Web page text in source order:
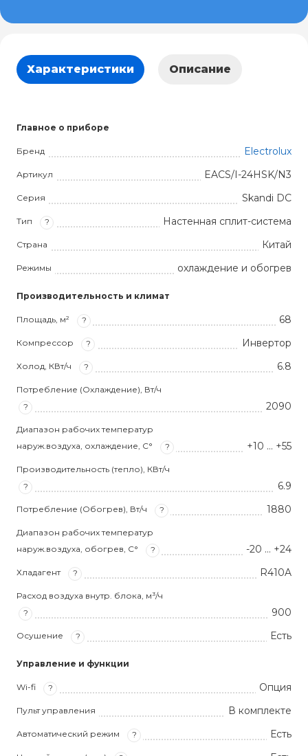
Характеристики Описание
Главное о приборе
Бренд Electrolux
Артикул EACS/I-24HSK/N3
Серия Skandi DC
Тип ? Настенная сплит-система
Страна Китай
Режимы охлаждение и обогрев
Производительность и климат
Площадь, м² ? 68
Компрессор ? Инвертор
Холод, КВт/ч ? 6.8
Потребление (Охлаждение), Вт/ч
?
2090
Диапазон рабочих температур
наруж.воздуха, охлаждение, С°
? +10 … +55
Производительность (тепло), КВт/ч
?
6.9
Потребление (Обогрев), Вт/ч ? 1880
Диапазон рабочих температур
наруж.воздуха, обогрев, С°
? -20 … +24
Хладагент ? R410A
Расход воздуха внутр. блока, м³/ч
?
900
Осушение ? Есть
Управление и функции
Wi-fi ? Опция
Пульт управления В комплекте
Автоматический режим ? Есть